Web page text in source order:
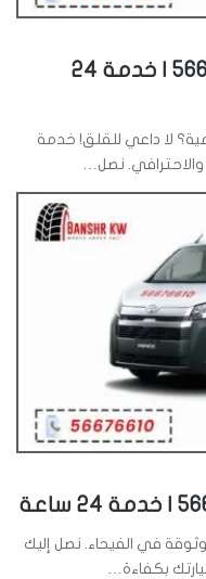
بنشر متنقل الشامية | 56676610 | خدمة 24
لا داعي للقلق! خدمة
والاحترافي. نصل…
في الفيحاء. نصل إليك
بكفاءة…